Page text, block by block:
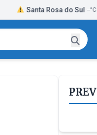
Santa Rosa do Sul --°C